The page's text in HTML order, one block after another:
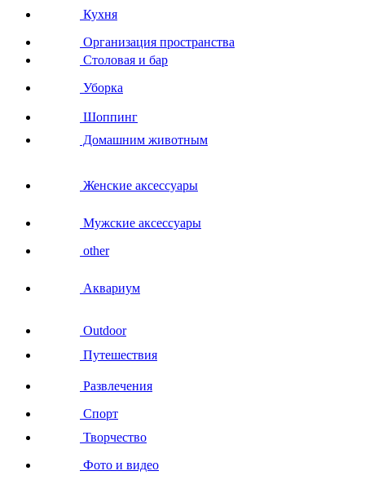
Кухня
Организация пространства
Столовая и бар
Уборка
Шоппинг
Домашним животным
Женские аксессуары
Мужские аксессуары
other
Аквариум
Outdoor
Путешествия
Развлечения
Спорт
Творчество
Фото и видео